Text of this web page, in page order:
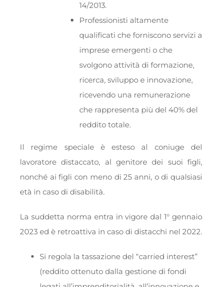
14/2013.
Professionisti altamente
qualificati che forniscono servizi a
imprese emergenti o che
svolgono attività di formazione,
ricerca, sviluppo e innovazione,
ricevendo una remunerazione
che rappresenta più del 40% del
reddito totale.
Il regime speciale è esteso al coniuge del
lavoratore distaccato, al genitore dei suoi figli,
nonché ai figli con meno di 25 anni, o di qualsiasi
età in caso di disabilità.
La suddetta norma entra in vigore dal 1° gennaio
2023 ed è retroattiva in caso di distacchi nel 2022.
Si regola la tassazione del “carried interest”
(reddito ottenuto dalla gestione di fondi